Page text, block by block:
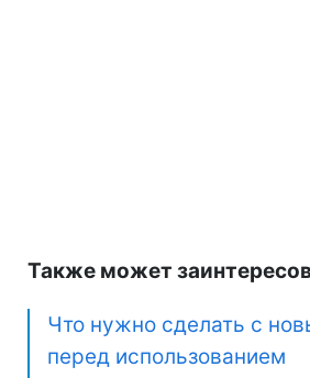
Также может
Что нужно сделать с
перед использованием